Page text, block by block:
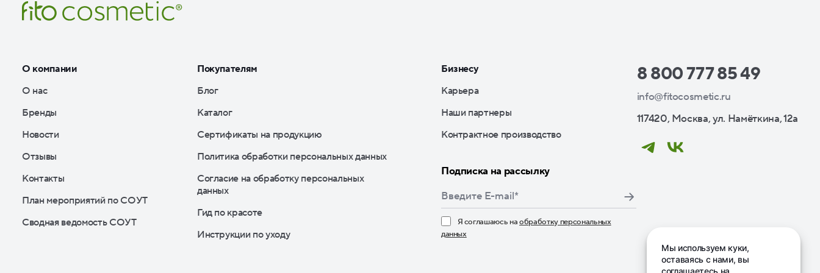
О компании
О нас
Бренды
Новости
Отзывы
Контакты
План мероприятий по СОУТ
Сводная ведомость СОУТ
Покупателям
Блог
Каталог
Сертификаты на продукцию
Политика обработки персональных данных
Согласие на обработку персональных
данных
Гид по красоте
Инструкции по уходу
Бизнесу
Карьера
Наши партнеры
Контрактное производство
Подписка на рассылку
Я соглашаюсь наобработку персональных
данных
Нажимая кнопку «Подписаться», я даю свое согласие на обработку моих
8 800 777 85 49
info@fitocosmetic.ru
117420, Москва, ул. Намёткина, 12а
Мы используем куки,
оставаясь с нами, вы
соглашаетесь на